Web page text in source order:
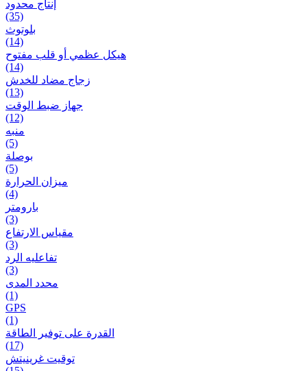
إنتاج محدود
(35)
بلوتوث
(14)
هيكل عظمي أو قلب مفتوح
(14)
زجاج مضاد للخدش
(13)
جهاز ضبط الوقت
(12)
منبه
(5)
بوصلة
(5)
ميزان الحرارة
(4)
بارومتر
(3)
مقياس الارتفاع
(3)
تفاعلیه الرد
(3)
محدد المدى
(1)
GPS
(1)
القدرة على توفير الطاقة
(17)
توقيت غرينيتش